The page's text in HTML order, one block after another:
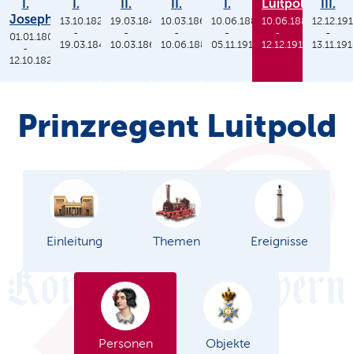
I.
Joseph
01.01.1806
-
12.10.1825
I.
13.10.1825
-
19.03.1848
II.
19.03.1848
-
10.03.1864
II.
10.03.1864
-
10.06.1886
I.
10.06.1886
-
05.11.1913
Luitpold
10.06.1886
-
12.12.1912
III.
-
Prinzregent Luitpold
Einleitung Themen Ereignisse
Personen Objekte